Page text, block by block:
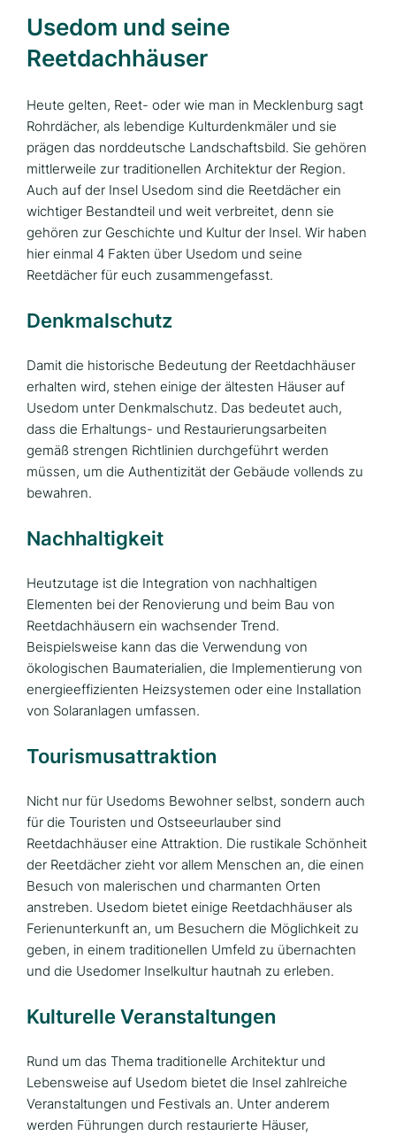
Usedom und seine
Reetdachhäuser
Heute gelten, Reet- oder wie man in Mecklenburg sagt
Rohrdächer, als lebendige Kulturdenkmäler und sie
prägen das norddeutsche Landschaftsbild. Sie gehören
mittlerweile zur traditionellen Architektur der Region.
Auch auf der Insel Usedom sind die Reetdächer ein
wichtiger Bestandteil und weit verbreitet, denn sie
gehören zur Geschichte und Kultur der Insel. Wir haben
hier einmal 4 Fakten über Usedom und seine
Reetdächer für euch zusammengefasst.
Denkmalschutz
Damit die historische Bedeutung der Reetdachhäuser
erhalten wird, stehen einige der ältesten Häuser auf
Usedom unter Denkmalschutz. Das bedeutet auch,
dass die Erhaltungs- und Restaurierungsarbeiten
gemäß strengen Richtlinien durchgeführt werden
müssen, um die Authentizität der Gebäude vollends zu
bewahren.
Nachhaltigkeit
Heutzutage ist die Integration von nachhaltigen
Elementen bei der Renovierung und beim Bau von
Reetdachhäusern ein wachsender Trend.
Beispielsweise kann das die Verwendung von
ökologischen Baumaterialien, die Implementierung von
energieeffizienten Heizsystemen oder eine Installation
von Solaranlagen umfassen.
Tourismusattraktion
Nicht nur für Usedoms Bewohner selbst, sondern auch
für die Touristen und Ostseeurlauber sind
Reetdachhäuser eine Attraktion. Die rustikale Schönheit
der Reetdächer zieht vor allem Menschen an, die einen
Besuch von malerischen und charmanten Orten
anstreben. Usedom bietet einige Reetdachhäuser als
Ferienunterkunft an, um Besuchern die Möglichkeit zu
geben, in einem traditionellen Umfeld zu übernachten
und die Usedomer Inselkultur hautnah zu erleben.
Kulturelle Veranstaltungen
Rund um das Thema traditionelle Architektur und
Lebensweise auf Usedom bietet die Insel zahlreiche
Veranstaltungen und Festivals an. Unter anderem
werden Führungen durch restaurierte Häuser,